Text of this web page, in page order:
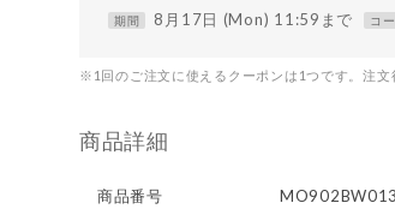
期間 8月17日 (Mon) 11:59まで コ
※1回のご注文に使えるクーポンは1つです。注文
商品詳細
商品番号